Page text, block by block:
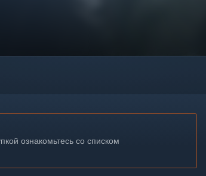
ознакомьтесь со списком